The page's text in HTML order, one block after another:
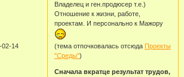
02-14
Владелец и ген.продюсер т.е.)
Отношение к жизни, работе,
проектам. И персонально к Мажору
(тема отпочковалась отсюда Проекты
"Среды")
Сначала вкратце результат трудов,